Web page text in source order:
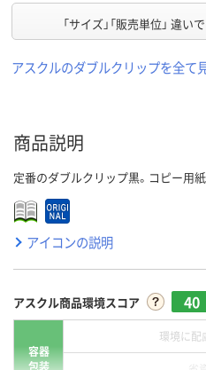
「サイズ」「販売単位」 違い
アスクルのダブルクリップを全て
商品説明
定番のダブルクリップ黒。コピー用
アイコンの説明
アスクル商品環境スコア 40
容器
包装
環境に配